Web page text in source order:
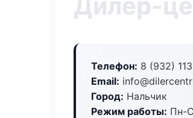
Телефон: 8 (932)
Email:
Город: Нальчик
Режим работы: Пн-